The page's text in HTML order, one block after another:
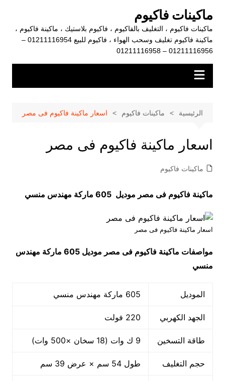
المحتوى
ماكينات فاكيوم
ماكينات فاكيوم ، التغليف بالفاكيوم ، فاكيوم بلاستيك ، ماكينة فاكيوم ،
ماكينة فاكيوم تغليف وسحب الهواء ، فاكيوم للبيع 01211116954 –
01211116956 – 01211116958
الرئيسية ماكينات فاكيوم اسعار ماكينة فاكيوم فى مصر
اسعار ماكينة فاكيوم فى مصر
ماكينات فاكيوم
ماكينة فاكيوم فى مصر موديل 605 ماركة مهندس منسي
اسعار ماكينة فاكيوم فى مصر
مواصفات ماكينة فاكيوم فى مصر
موديل 605 ماركة مهندس
منسي
الموديل 605 ماركة مهندس منسي
الجهد الكهربي 220 فولت
طاقة التسخين 9 ك وات (18 سخان ×500 وات)
حجم التغليف طول 54 سم × عرض 39 سم